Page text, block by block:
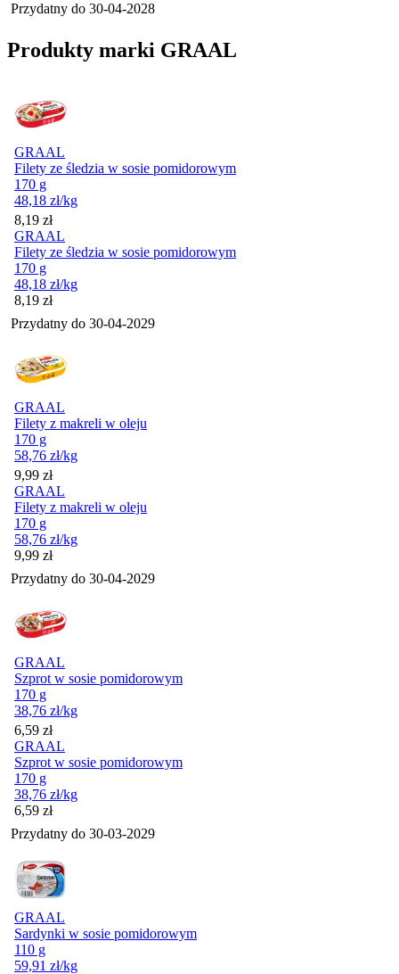
Przydatny do 30-04-2028
Produkty marki GRAAL
GRAAL
Filety ze śledzia w sosie pomidorowym
170 g
48,18 zł/kg
Cena
8,19 zł
GRAAL
Filety ze śledzia w sosie pomidorowym
170 g
48,18 zł/kg
Cena
8,19 zł
Przydatny do 30-04-2029
GRAAL
Filety z makreli w oleju
170 g
58,76 zł/kg
Cena
9,99 zł
GRAAL
Filety z makreli w oleju
170 g
58,76 zł/kg
Cena
9,99 zł
Przydatny do 30-04-2029
GRAAL
Szprot w sosie pomidorowym
170 g
38,76 zł/kg
Cena
6,59 zł
GRAAL
Szprot w sosie pomidorowym
170 g
38,76 zł/kg
Cena
6,59 zł
Przydatny do 30-03-2029
GRAAL
Sardynki w sosie pomidorowym
110 g
59,91 zł/kg